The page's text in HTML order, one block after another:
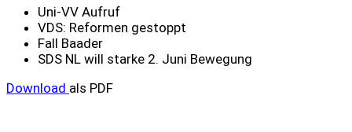
Uni-VV Aufruf
VDS: Reformen gestoppt
Fall Baader
SDS NL will starke 2. Juni Bewegung
Download als PDF